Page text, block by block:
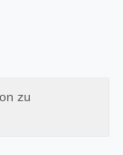
zu